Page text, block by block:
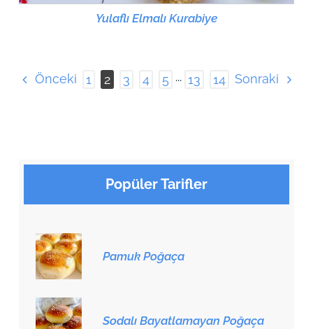
Yulaflı Elmalı Kurabiye
Önceki 1 2 3 4 5 ··· 13 14 Sonraki
Popüler Tarifler
Pamuk Poğaça
Sodalı Bayatlamayan Poğaça